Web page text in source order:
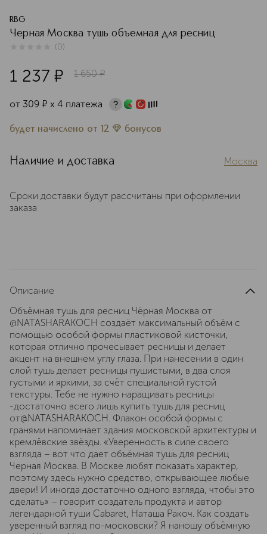
RBG
Черная Москва тушь объемная для ресниц
(0)
1 237 ¤ 1 650 ¤
от 309 ¤ х 4 платежа
будет начислено от 12 бонусов
Наличие и доставка Москва
Сроки доставки будут рассчитаны при оформлении
заказа
Описание
Объёмная тушь для ресниц Чёрная Москва от
@NATASHARAKOCH создаёт максимальный объём с
помощью особой формы пластиковой кисточки,
которая отлично прочесывает ресницы и делает
акцент на внешнем углу глаза. При нанесении в один
слой тушь делает ресницы пушистыми, в два слоя
густыми и яркими, за счёт специальной густой
текстуры. Тебе не нужно наращивать ресницы
-достаточно всего лишь купить тушь для ресниц
от@NATASHARAKOCH. Флакон особой формы с
гранями напоминает здания московской архитектуры и
кремлёвские звёзды. «Уверенность в силе своего
взгляда – вот что дает объёмная тушь для ресниц
Черная Москва. В Москве любят показать характер,
поэтому здесь нужно средство, открывающее любые
двери! И иногда достаточно одного взгляда, чтобы это
сделать» – говорит создатель продукта и автор
легендарной туши Cabaret, Наташа Ракоч. Как создать
уверенный взгляд по-московски? Я наношу объёмную